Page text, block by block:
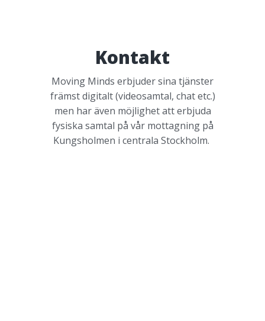
Kontakt
Moving Minds erbjuder sina tjänster
främst digitalt (videosamtal, chat etc.)
men har även möjlighet att erbjuda
fysiska samtal på vår mottagning på
Kungsholmen i centrala Stockholm.